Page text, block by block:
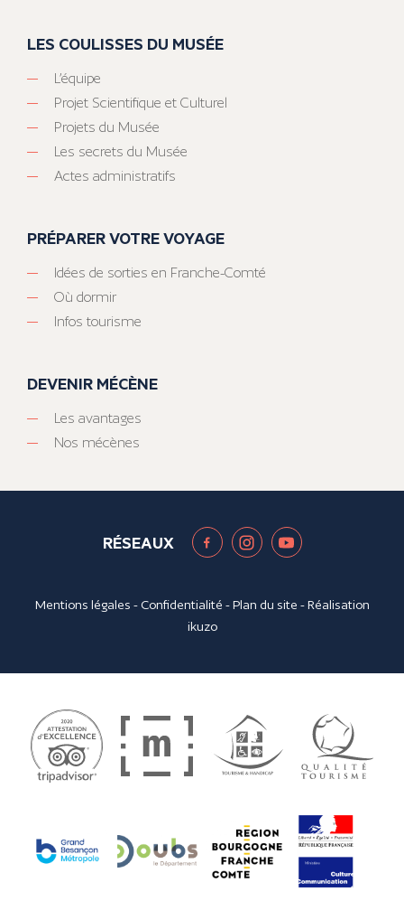
LES COULISSES DU MUSÉE
L’équipe
Projet Scientifique et Culturel
Projets du Musée
Les secrets du Musée
Actes administratifs
PRÉPARER VOTRE VOYAGE
Idées de sorties en Franche-Comté
Où dormir
Infos tourisme
DEVENIR MÉCÈNE
Les avantages
Nos mécènes
RÉSEAUX
Mentions légales - Confidentialité -Plan du site - Réalisation
ikuzo